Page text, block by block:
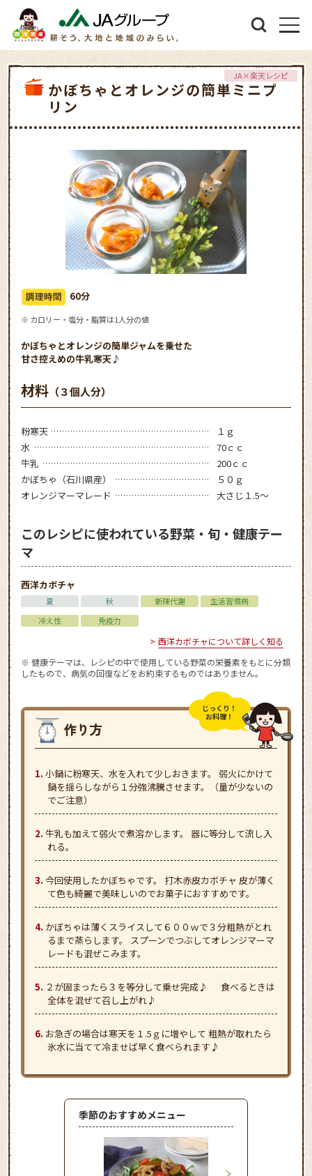
かぼちゃとオレンジの簡単ミニプ
リン
JA×楽天レシピ
60分
※ カロリー・塩分・脂質は1人分の値
かぼちゃとオレンジの簡単ジャムを乗せた
甘さ控えめの牛乳寒天♪
材料 （３個人分）
粉寒天
１ｇ
水
70ｃｃ
牛乳
200ｃｃ
かぼちゃ（石川県産）
５０ｇ
オレンジマーマレード
大さじ１.5～
このレシピに使われている野菜・旬・健康テー
マ
西洋カボチャ
夏 秋 新陳代謝
生活習慣病
冷え性
免疫力
西洋カボチャについて詳しく知る
※ 健康テーマは、レシピの中で使用している野菜の栄養素をもとに分類
したもので、病気の回復などをお約束するものではありません。
じっくり！
お料理！
小鍋に粉寒天、水を入れて少しおきます。 弱火にかけて
鍋を揺らしながら１分強沸騰させます。（量が少ないの
でご注意）
牛乳も加えて弱火で煮溶かします。 器に等分して流し入
れる。
今回使用したかぼちゃです。 打木赤皮カボチャ 皮が薄く
て色も綺麗で美味しいのでお菓子におすすめです。
かぼちゃは薄くスライスして６００ｗで３分粗熱がとれ
るまで蒸らします。 スプーンでつぶしてオレンジマーマ
レードも混ぜこみます。
２が固まったら３を等分して乗せ完成♪ 食べるときは
全体を混ぜて召し上がれ♪
お急ぎの場合は寒天を１.5ｇに増やして 粗熱が取れたら
氷水に当てて冷ませば早く食べられます♪
季節のおすすめメニュー